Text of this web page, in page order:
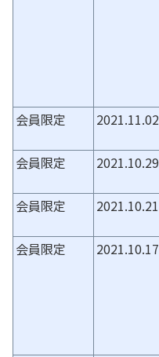
会員限定 2021.11.02
会員限定
2021.10.29
会員限定
2021.10.21
会員限定
2021.10.17